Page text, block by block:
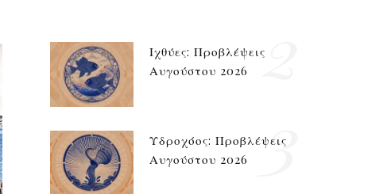
Ιχθύες: Προβλέψεις
Αυγούστου 2026
2
Υδροχόος: Προβλέψεις
Αυγούστου 2026
3